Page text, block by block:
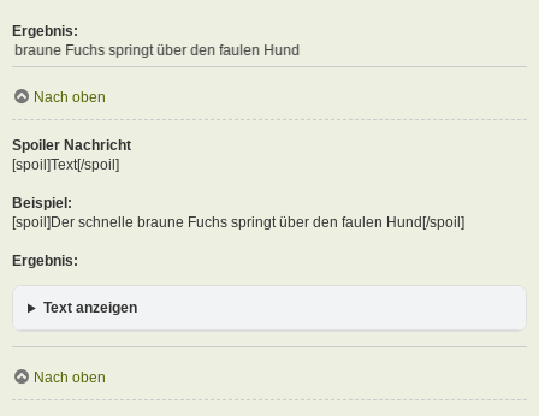
Ergebnis:
springt über den faulen Hund
Nach oben
Spoiler Nachricht
[spoil]Text[/spoil]
Beispiel:
[spoil]Der schnelle braune Fuchs springt über den faulen Hund[/spoil]
Ergebnis:
Text anzeigen
Nach oben